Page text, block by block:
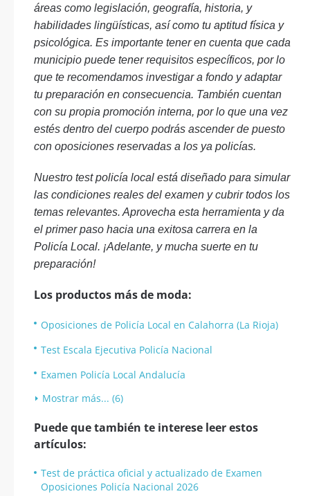
áreas como legislación, geografía, historia, y
habilidades lingüísticas, así como tu aptitud física y
psicológica. Es importante tener en cuenta que cada
municipio puede tener requisitos específicos, por lo
que te recomendamos investigar a fondo y adaptar
tu preparación en consecuencia. También cuentan
con su propia promoción interna, por lo que una vez
estés dentro del cuerpo podrás ascender de puesto
con oposiciones reservadas a los ya policías.
Nuestro test policía local está diseñado para simular
las condiciones reales del examen y cubrir todos los
temas relevantes. Aprovecha esta herramienta y da
el primer paso hacia una exitosa carrera en la
Policía Local. ¡Adelante, y mucha suerte en tu
preparación!
Los productos más de moda:
Oposiciones de Policía Local en Calahorra (La Rioja)
Test Escala Ejecutiva Policía Nacional
Examen Policía Local Andalucía
Mostrar más... (6)
Puede que también te interese leer estos
artículos:
Test de práctica oficial y actualizado de Examen
Oposiciones Policía Nacional 2026